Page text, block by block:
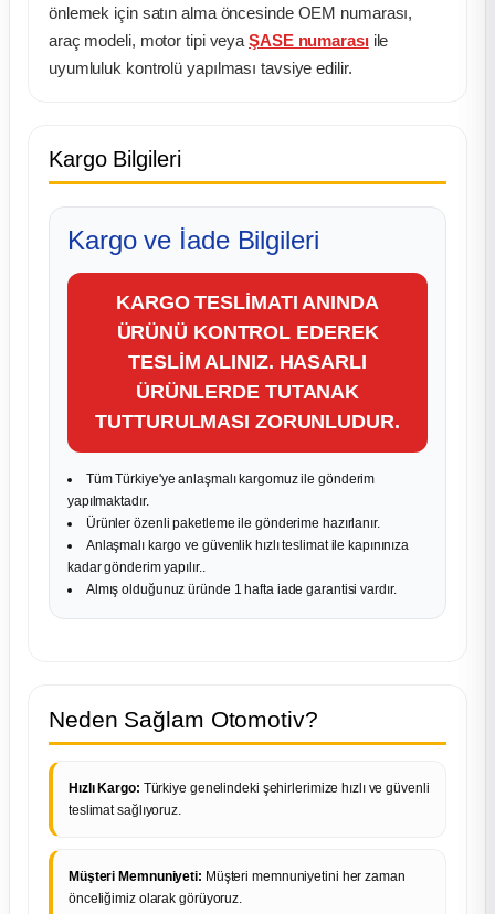
önlemek için satın alma öncesinde OEM numarası,
araç modeli, motor tipi veyaŞASE numarasıile
uyumluluk kontrolü yapılması tavsiye edilir.
Kargo Bilgileri
Kargo ve İade Bilgileri
KARGO TESLİMATI ANINDA
ÜRÜNÜ KONTROL EDEREK
TESLİM ALINIZ. HASARLI
ÜRÜNLERDE TUTANAK
TUTTURULMASI ZORUNLUDUR.
Tüm Türkiye'ye anlaşmalı kargomuz ile gönderim
yapılmaktadır.
Ürünler özenli paketleme ile gönderime hazırlanır.
Anlaşmalı kargo ve güvenlik hızlı teslimat ile kapınınıza
kadar gönderim yapılır..
Almış olduğunuz üründe 1 hafta iade garantisi vardır.
Neden Sağlam Otomotiv?
Hızlı Kargo: Türkiye genelindeki şehirlerimize hızlı ve güvenli
teslimat sağlıyoruz.
Müşteri Memnuniyeti: Müşteri memnuniyetini her zaman
önceliğimiz olarak görüyoruz.